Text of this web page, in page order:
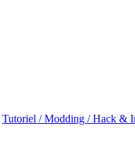
Tutoriel / Modding / Hack &